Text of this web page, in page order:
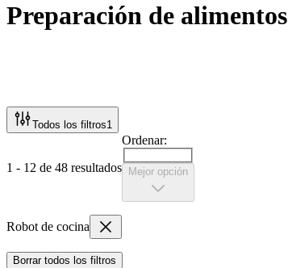
Preparación de alimentos
Todos los filtros1
1 - 12 de 48 resultados
Ordenar:
Mejor opción
Robot de cocina
Borrar todos los filtros